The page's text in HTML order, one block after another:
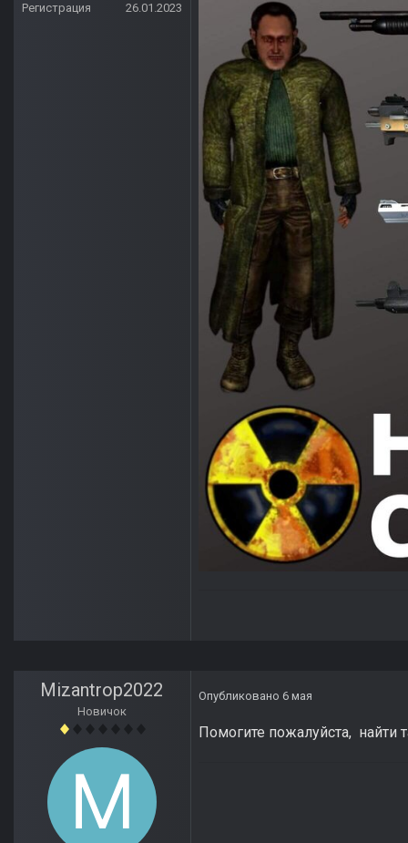
Регистрация
26.01.2023
Mizantrop2022
Новичок
Опубликовано 6 мая
Помогите пожалуйста, найти